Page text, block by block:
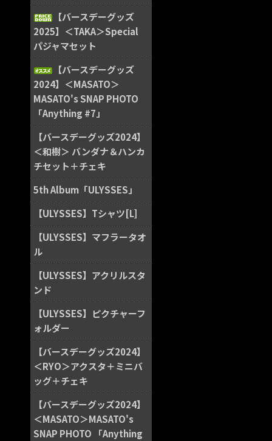
【バースデーグッズ
2025】＜TAKA＞Special
パジャマセット
【バースデーグッズ
2024】＜MASATO＞
MASATO's SNAP PHOTO
「Anything #7」
【バースデーグッズ2024】
＜和樹＞ バンダナ＆ハンカ
チセット＋チェキ
5th Album「ULYSSES」
【ULYSSES】Tシャツ[L]
【ULYSSES】マフラータオ
ル
【ULYSSES】アクリルスタ
ンド
【ULYSSES】ピクチャーフ
ォルダー
【バースデーグッズ2024】
＜RYO＞アクスタ＋ミニバ
ッグ＋チェキ
【バースデーグッズ2024】
＜MASATO＞MASATO's
SNAP PHOTO 「Anything